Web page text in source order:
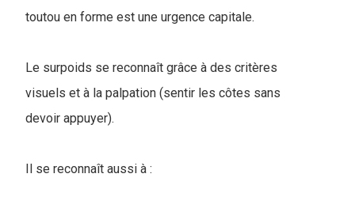
toutou en forme est une urgence capitale.
Le surpoids se reconnaît grâce à des critères
visuels et à la palpation (sentir les côtes sans
devoir appuyer).
Il se reconnaît aussi à :